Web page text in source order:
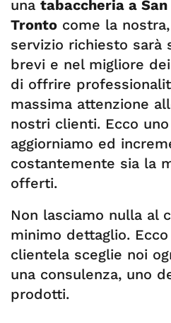
una tabaccheria a
Tronto come la
servizio richiesto sarà
brevi e nel migliore
di offrire
massima attenzione
nostri clienti. Ecco
aggiorniamo ed
costantemente sia la
offerti.
Non lasciamo nulla al
minimo dettaglio.
clientela sceglie noi
una consulenza, uno
prodotti.